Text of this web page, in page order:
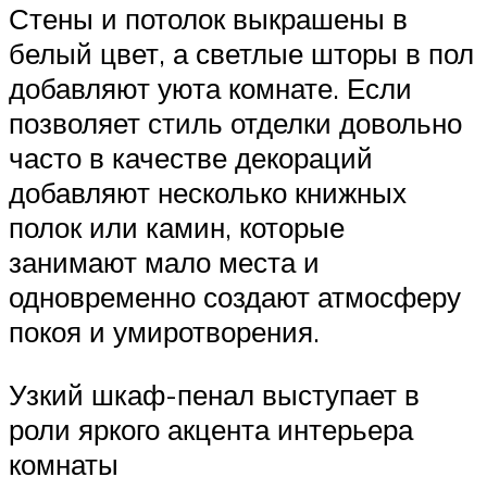
Стены и потолок выкрашены в
белый цвет, а светлые шторы в пол
добавляют уюта комнате. Если
позволяет стиль отделки довольно
часто в качестве декораций
добавляют несколько книжных
полок или камин, которые
занимают мало места и
одновременно создают атмосферу
покоя и умиротворения.
Узкий шкаф-пенал выступает в
роли яркого акцента интерьера
комнаты